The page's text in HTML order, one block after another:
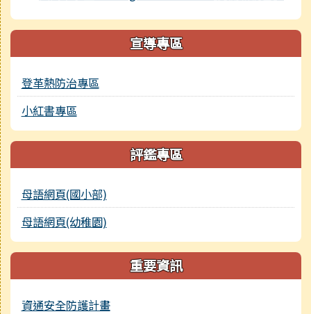
宣導專區
登革熱防治專區
小紅書專區
評鑑專區
母語網頁(國小部)
母語網頁(幼稚園)
重要資訊
資通安全防護計畫